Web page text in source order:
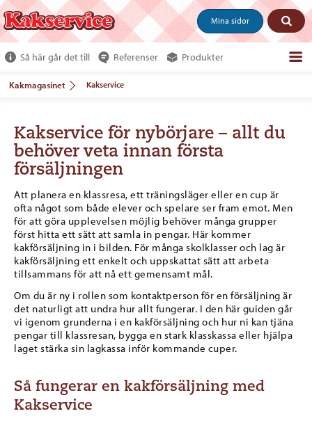
Mina sidor
Så här går det till Referenser Produkter
Om webshoppen
Kundservice
Om oss
Tjäna pengar
Kakmagasinet Kakservice
Kakservice för nybörjare – allt du
behöver veta innan första
försäljningen
Att planera en klassresa, ett träningsläger eller en cup är
ofta något som både elever och spelare ser fram emot. Men
för att göra upplevelsen möjlig behöver många grupper
först hitta ett sätt att samla in pengar. Här kommer
kakförsäljning in i bilden. För många skolklasser och lag är
kakförsäljning ett enkelt och uppskattat sätt att arbeta
tillsammans för att nå ett gemensamt mål.
Om du är ny i rollen som kontaktperson för en försäljning är
det naturligt att undra hur allt fungerar. I den här guiden går
vi igenom grunderna i en kakförsäljning och hur ni kan tjäna
pengar till klassresan, bygga en stark klasskassa eller hjälpa
laget stärka sin lagkassa inför kommande cuper.
Så fungerar en kakförsäljning med
Kakservice